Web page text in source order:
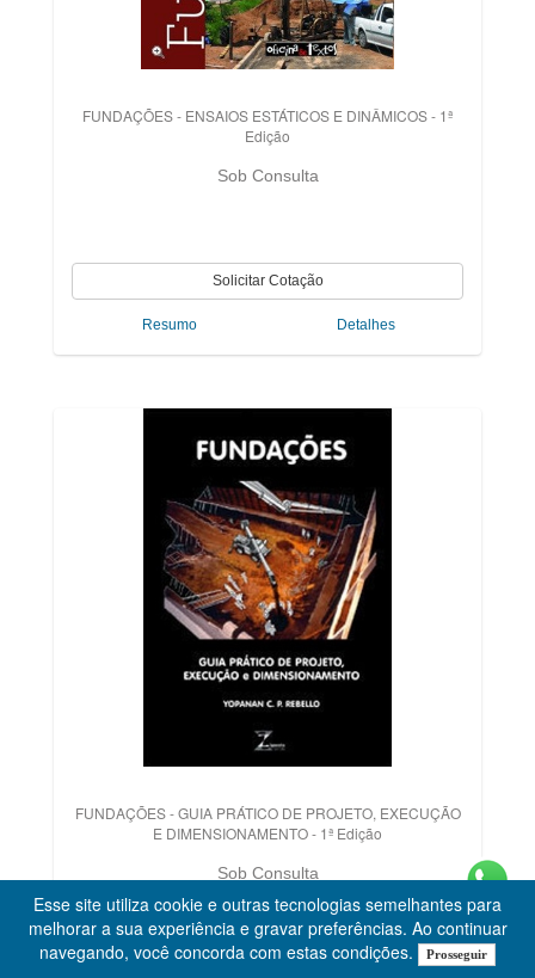
Esse site utiliza cookie e outras tecnologias semelhantes para
melhorar a sua experiência e gravar preferências. Ao continuar
navegando, você concorda com estas condições.
Prosseguir
FUNDAÇÕES - ENSAIOS ESTÁTICOS E DINÂMICOS - 1ª
Edição
Sob Consulta
Resumo Detalhes
FUNDAÇÕES - GUIA PRÁTICO DE PROJETO, EXECUÇÃO
E DIMENSIONAMENTO - 1ª Edição
Sob Consulta